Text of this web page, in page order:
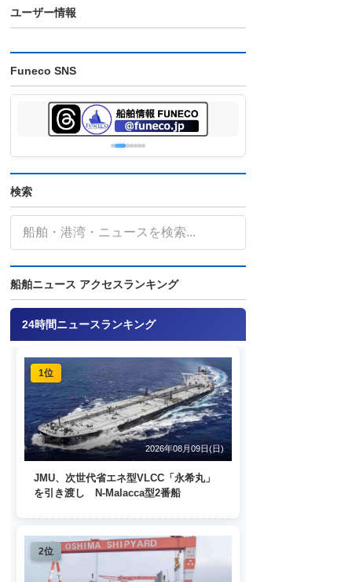
ユーザー情報
Funeco SNS
検索
船舶ニュース アクセスランキング
24時間ニュースランキング
1位
2026年08月09日(日)
JMU、次世代省エネ型VLCC「永希丸」
を引き渡し N-Malacca型2番船
2位